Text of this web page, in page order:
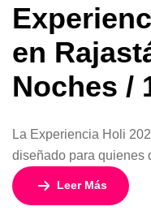
en
Noches /
La Experiencia Holi
diseñado para quienes
colorido de India con
ciudades más
Leer Más